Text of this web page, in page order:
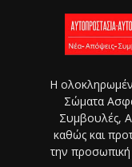
Η
Σώματα
Συμβουλές,
καθώς και
την